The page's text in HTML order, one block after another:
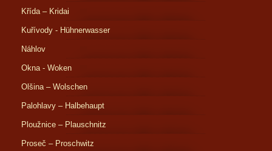
Křída – Kridai
Kuřívody - Hühnerwasser
Náhlov
Okna - Woken
Olšina – Wolschen
Palohlavy – Halbehaupt
Ploužnice – Plauschnitz
Proseč – Proschwitz